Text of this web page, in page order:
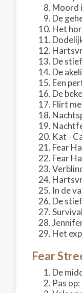
Moord
De
Het
De
De
Een
De
Flirt
Kat -
Fear
Fear
In de
De
Het
Fear
De
Pas